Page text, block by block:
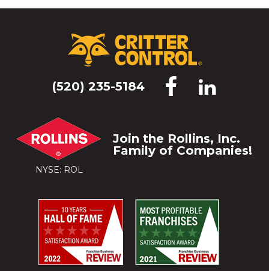
(520) 235-5184
NYSE: ROL
Join the Rollins, Inc.
Family of Companies!